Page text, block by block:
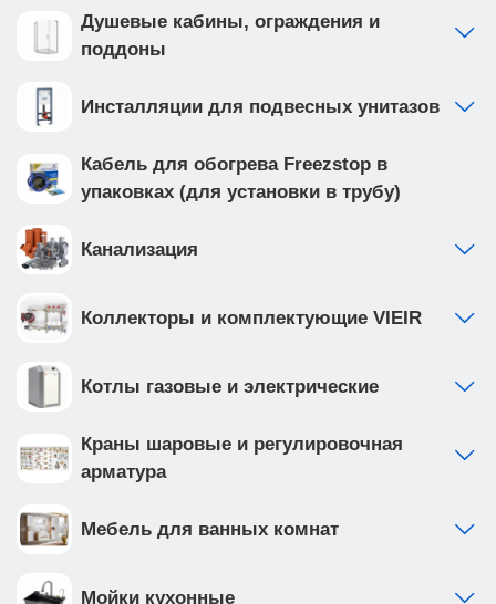
Душевые кабины, ограждения и
поддоны
Инсталляции для подвесных унитазов
Кабель для обогрева Freezstop в
упаковках (для установки в трубу)
Канализация
Коллекторы и комплектующие VIEIR
Котлы газовые и электрические
Краны шаровые и регулировочная
арматура
Мебель для ванных комнат
Мойки кухонные